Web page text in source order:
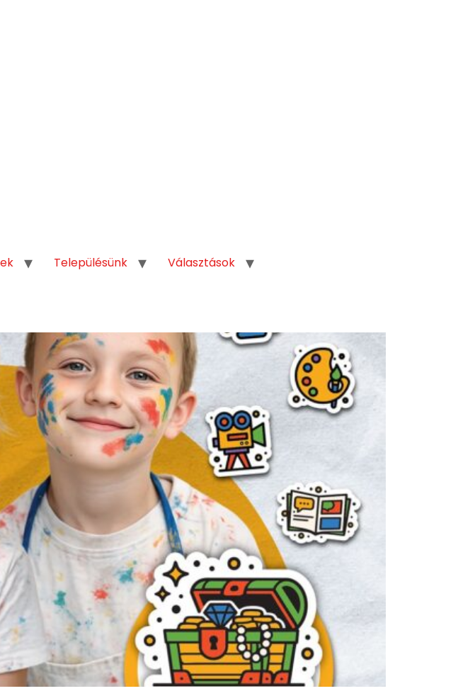
Településünk Választások